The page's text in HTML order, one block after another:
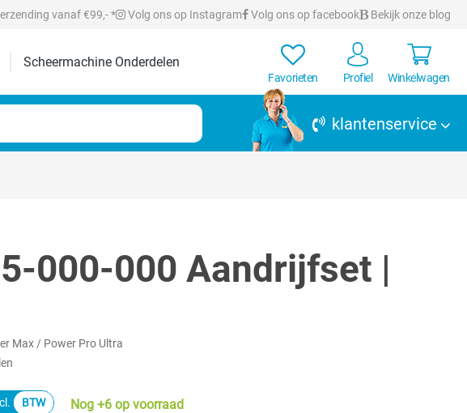
vanaf €99,- * Volg ons op Instagram Volg ons op facebook Bekijk onze blog
Scheermachine Onderdelen
Favorieten Profiel Winkelwagen
klantenservice
000-000 Aandrijfset |
Max / Power Pro Ultra
Nog +6 op voorraad